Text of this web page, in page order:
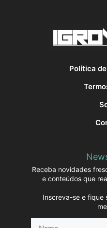
Política
Receba novidades
e conteúdos que
Inscreva-se e fique